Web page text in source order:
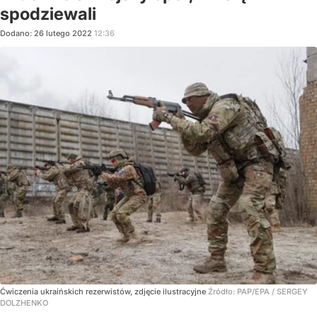
spodziewali
Dodano: 26 lutego 2022 12:36
Ćwiczenia ukraińskich rezerwistów, zdjęcie ilustracyjne Źródło: PAP/EPA / SERGEY
DOLZHENKO